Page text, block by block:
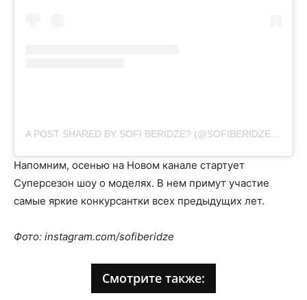
A POST SHARED BY SOFI BERIDZE? (@SOFIBERIDZE)ON
Напомним, осенью на Новом канале стартует
Суперсезон шоу о моделях. В нем примут участие
самые яркие конкурсантки всех предыдущих лет.
Фото: instagram.com/sofiberidze
Смотрите также: